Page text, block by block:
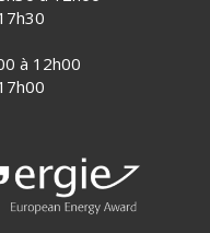
à 12h00